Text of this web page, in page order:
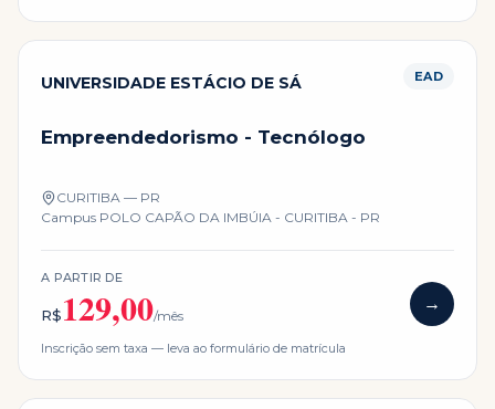
UNIVERSIDADE ESTÁCIO DE SÁ EAD
Empreendedorismo - Tecnólogo
CURITIBA — PR
Campus POLO CAPÃO DA IMBÚIA - CURITIBA - PR
A PARTIR DE
R$129,00/mês
→
Inscrição sem taxa — leva ao formulário de matrícula